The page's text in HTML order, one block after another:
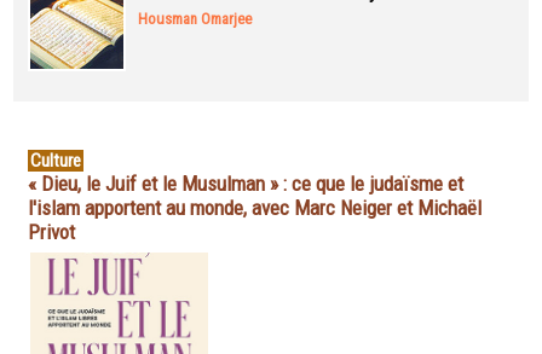
Housman Omarjee
Culture
« Dieu, le Juif et le Musulman » : ce que le judaïsme et
l'islam apportent au monde, avec Marc Neiger et Michaël
Privot